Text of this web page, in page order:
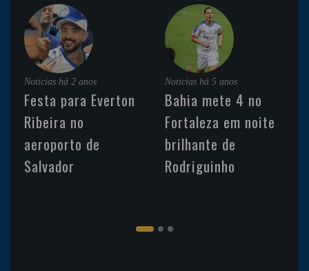
Noticias há 2 anos
Festa para Everton
Ribeira no
aeroporto de
Salvador
Noticias há 5 anos
Bahia mete 4 no
Fortaleza em noite
brilhante de
Rodriguinho